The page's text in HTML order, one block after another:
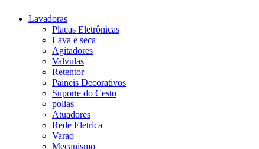
Lavadoras
Placas Eletrônicas
Lava e seca
Agitadores
Valvulas
Retentor
Paineis Decorativos
Suporte do Cesto
polias
Atuadores
Rede Eletrica
Varao
Mecanismo